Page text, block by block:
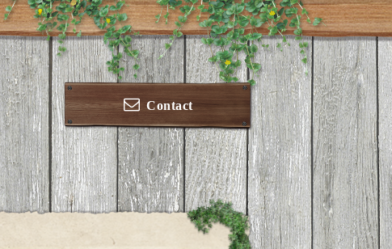
Contact